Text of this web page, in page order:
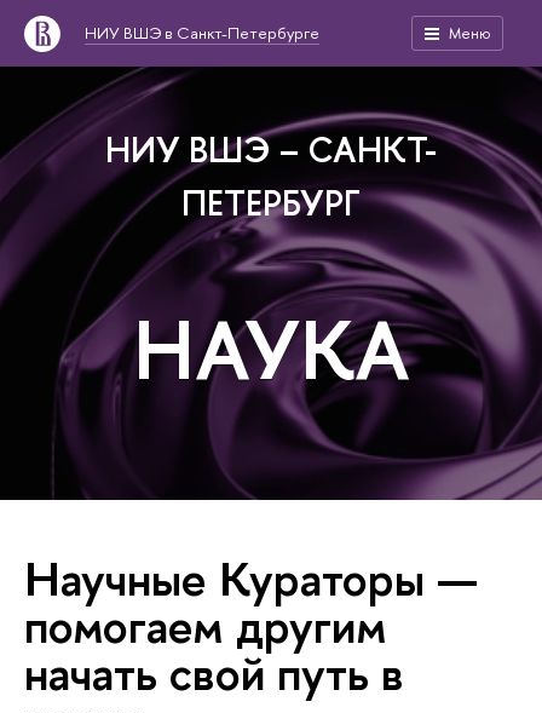
НИУ ВШЭ в Санкт-Петербурге Меню
НИУ ВШЭ – САНКТ-
ПЕТЕРБУРГ
НАУКА
Научные Кураторы —
помогаем другим
начать свой путь в